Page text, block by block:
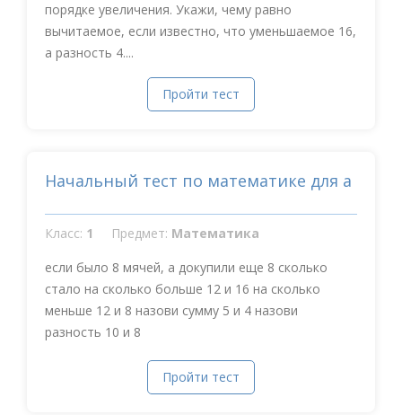
порядке увеличения. Укажи, чему равно
вычитаемое, если известно, что уменьшаемое 16,
а разность 4....
Пройти тест
Начальный тест по математике для а
Класс: 1 Предмет: Математика
если было 8 мячей, а докупили еще 8 сколько
стало на сколько больше 12 и 16 на сколько
меньше 12 и 8 назови сумму 5 и 4 назови
разность 10 и 8
Пройти тест